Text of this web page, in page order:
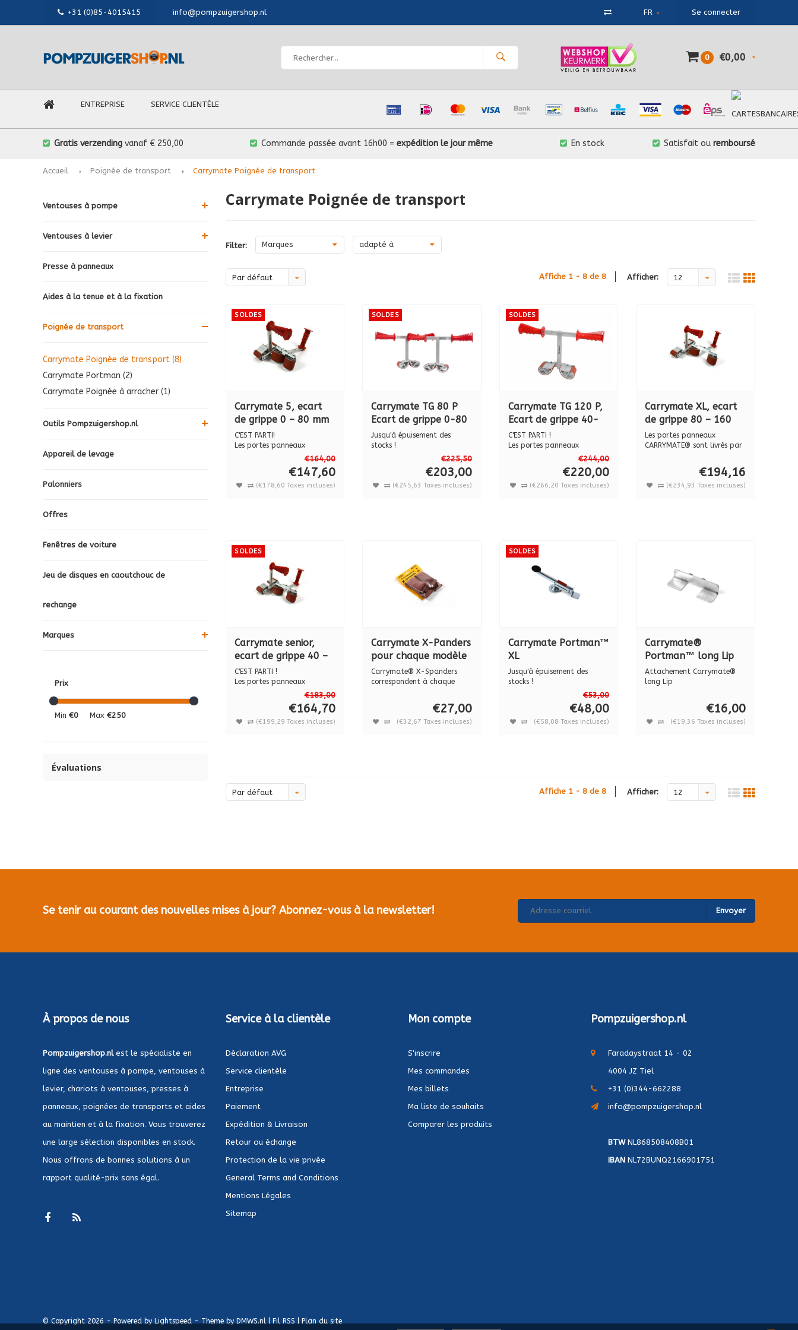
+31 (0)85-4015415 info@pompzuigershop.nl FR Se connecter
0 €0,00
ENTREPRISE SERVICE CLIENTÈLE
Gratis verzending vanaf € 250,00 Commande passée avant 16h00 =expédition le jour même En stock Satisfait ou remboursé
Accueil Poignée de transport Carrymate Poignée de transport
Ventouses à pompe
Ventouses à levier
Presse à panneaux
Aides à la tenue et à la fixation
Poignée de transport
Carrymate Poignée de transport (8)
Carrymate Portman (2)
Carrymate Poignée à arracher (1)
Outils Pompzuigershop.nl
Appareil de levage
Palonniers
Offres
Fenêtres de voiture
Jeu de disques en caoutchouc de
rechange
Marques
Prix
Min €0 Max €250
Évaluations
Carrymate Poignée de transport
Filter: Marques adapté à
Par défaut Affiche 1 - 8 de 8 Afficher: 12
SOLDES
Carrymate 5, ecart
de grippe 0 – 80 mm
C'EST PARTI!
Les portes panneaux
CARRYMATE® sont livrés p...
€164,00
€147,60
(€178,60 Taxes incluses)
SOLDES
Carrymate TG 80 P
Ecart de grippe 0-80
mm
Jusqu'à épuisement des
stocks !
Les portes panneaux CARRY...
€225,50
€203,00
(€245,63 Taxes incluses)
SOLDES
Carrymate TG 120 P,
Ecart de grippe 40-
120 mm
C'EST PARTI !
Les portes panneaux
CARRYMATE® sont livrés ...
€244,00
€220,00
(€266,20 Taxes incluses)
Carrymate XL, ecart
de grippe 80 – 160
mm
Les portes panneaux
CARRYMATE® sont livrés par
€194,16
(€234,93 Taxes incluses)
SOLDES
Carrymate senior,
ecart de grippe 40 –
120 mm
C'EST PARTI !
Les portes panneaux
CARRYMATE® sont livrés ...
€183,00
€164,70
(€199,29 Taxes incluses)
Carrymate X-Panders
pour chaque modèle
Carrymate 5, Senior
& XL
Carrymate® X-Spanders
correspondent à chaque
€27,00
(€32,67 Taxes incluses)
SOLDES
Carrymate Portman™
XL
Jusqu'à épuisement des
stocks !
Carrymate® Portman™ XL...
€53,00
€48,00
(€58,08 Taxes incluses)
Carrymate®
Portman™ long Lip
Attachement Carrymate®
long Lip
€16,00
(€19,36 Taxes incluses)
Par défaut Affiche 1 - 8 de 8 Afficher: 12
Se tenir au courant des nouvelles mises à jour? Abonnez-vous à la newsletter! Envoyer
À propos de nous
Pompzuigershop.nlest le spécialiste en
ligne des ventouses à pompe, ventouses à
levier, chariots à ventouses, presses à
panneaux, poignées de transports et aides
au maintien et à la fixation. Vous trouverez
une large sélection disponibles en stock.
Nous offrons de bonnes solutions à un
rapport qualité-prix sans égal.
Service à la clientèle
Déclaration AVG
Service clientèle
Entreprise
Paiement
Expédition & Livraison
Retour ou échange
Protection de la vie privée
General Terms and Conditions
Mentions Légales
Sitemap
Mon compte
S'inscrire
Mes commandes
Mes billets
Ma liste de souhaits
Comparer les produits
Pompzuigershop.nl
Faradaystraat 14 - 02
4004 JZ Tiel
+31 (0)344-662288
info@pompzuigershop.nl
BTWNL868508408B01
IBANNL72BUNQ2166901751
© Copyright 2026 - Powered by Lightspeed - Theme by DMWS.nl Fil RSS Plan du site